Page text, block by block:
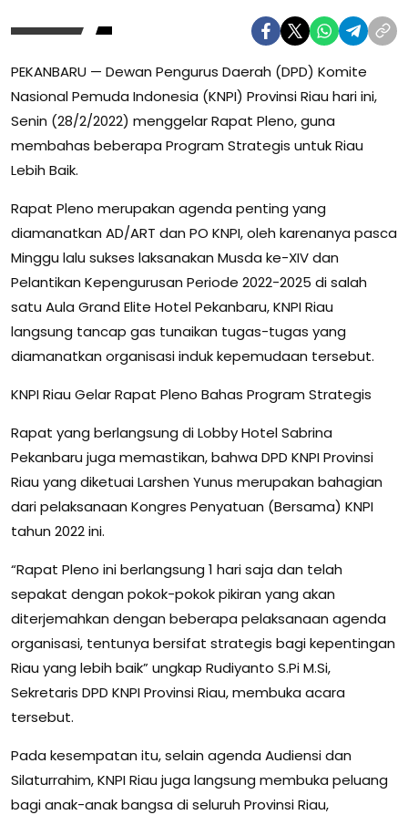
PEKANBARU — Dewan Pengurus Daerah (DPD) Komite
Nasional Pemuda Indonesia (KNPI) Provinsi Riau hari ini,
Senin (28/2/2022) menggelar Rapat Pleno, guna
membahas beberapa Program Strategis untuk Riau
Lebih Baik.
Rapat Pleno merupakan agenda penting yang
diamanatkan AD/ART dan PO KNPI, oleh karenanya pasca
Minggu lalu sukses laksanakan Musda ke-XIV dan
Pelantikan Kepengurusan Periode 2022-2025 di salah
satu Aula Grand Elite Hotel Pekanbaru, KNPI Riau
langsung tancap gas tunaikan tugas-tugas yang
diamanatkan organisasi induk kepemudaan tersebut.
KNPI Riau Gelar Rapat Pleno Bahas Program Strategis
Rapat yang berlangsung di Lobby Hotel Sabrina
Pekanbaru juga memastikan, bahwa DPD KNPI Provinsi
Riau yang diketuai Larshen Yunus merupakan bahagian
dari pelaksanaan Kongres Penyatuan (Bersama) KNPI
tahun 2022 ini.
“Rapat Pleno ini berlangsung 1 hari saja dan telah
sepakat dengan pokok-pokok pikiran yang akan
diterjemahkan dengan beberapa pelaksanaan agenda
organisasi, tentunya bersifat strategis bagi kepentingan
Riau yang lebih baik” ungkap Rudiyanto S.Pi M.Si,
Sekretaris DPD KNPI Provinsi Riau, membuka acara
tersebut.
Pada kesempatan itu, selain agenda Audiensi dan
Silaturrahim, KNPI Riau juga langsung membuka peluang
bagi anak-anak bangsa di seluruh Provinsi Riau,